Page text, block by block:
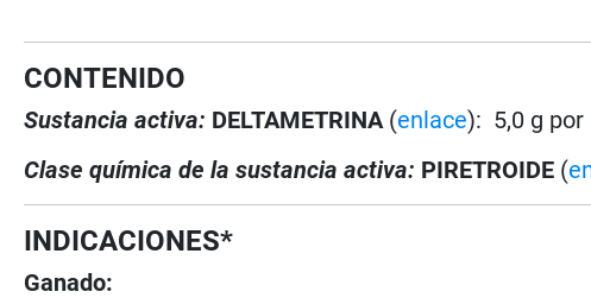
CONTENIDO
Sustancia activa: DELTAMETRINA (enlace): 5,0 g por
Clase química de la sustancia activa: PIRETROIDE (
INDICACIONES*
Ganado: